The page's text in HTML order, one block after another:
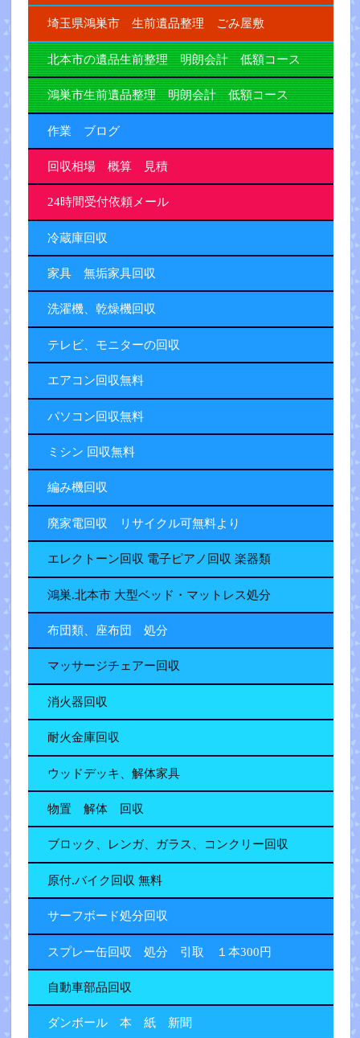
埼玉県鴻巣市 生前遺品整理 ごみ屋敷
北本市の遺品生前整理 明朗会計 低額コース
鴻巣市生前遺品整理 明朗会計 低額コース
作業 ブログ
回収相場 概算 見積
24時間受付依頼メール
冷蔵庫回収
家具 無垢家具回収
洗濯機、乾燥機回収
テレビ、モニターの回収
エアコン回収無料
パソコン回収無料
ミシン 回収無料
編み機回収
廃家電回収 リサイクル可無料より
エレクトーン回収 電子ピアノ回収 楽器類
鴻巣.北本市 大型ベッド・マットレス処分
布団類、座布団 処分
マッサージチェアー回収
消火器回収
耐火金庫回収
ウッドデッキ、解体家具
物置 解体 回収
ブロック、レンガ、ガラス、コンクリー回収
原付.バイク回収 無料
サーフボード処分回収
スプレー缶回収 処分 引取 １本300円
自動車部品回収
ダンボール 本 紙 新聞